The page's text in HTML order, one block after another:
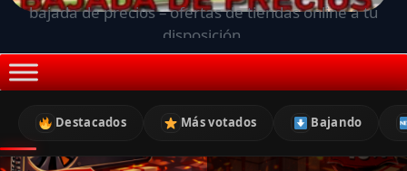
bajada de precios – ofertas de tiendas online a tu
disposición.
Destacados Más votados Bajando